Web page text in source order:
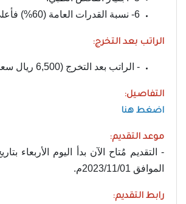
6- نسبة القدرات العامة (60%) فأعلى.
الراتب بعد التخرج:
- الراتب بعد التخرج (6,500 ريال سعودي).
التفاصيل:
اضغط هنا
موعد التقديم:
الموافق 2023/11/01م.
رابط التقديم: